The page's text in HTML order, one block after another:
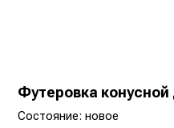
Футеровка
Состояние: новое